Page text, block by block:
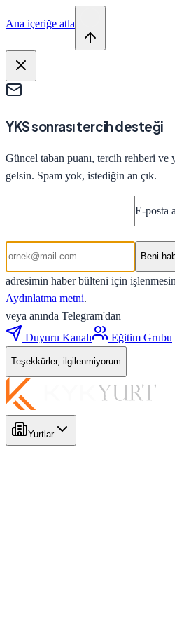
Ana içeriğe atla
YKS sonrası tercih desteği
Güncel taban puanı, tercih rehberi ve
gelsin. Spam yok, istediğin an çık.
E-posta
Beni
adresimin haber bülteni için
Aydınlatma metni.
veya anında Telegram'dan
Duyuru Kanalı
Eğitim Grubu
Teşekkürler, ilgilenmiyorum
Yurtlar